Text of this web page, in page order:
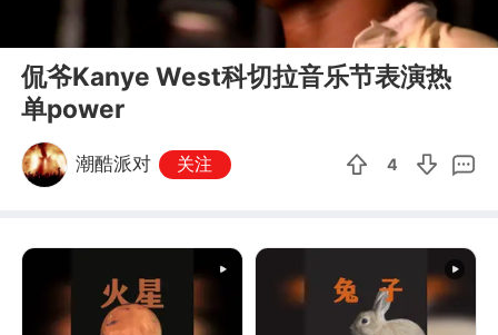
07:04
侃爷Kanye West科切拉音乐节表演热
单power
潮酷派对 关注 4